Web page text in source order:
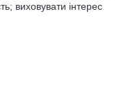
виховувати інтерес